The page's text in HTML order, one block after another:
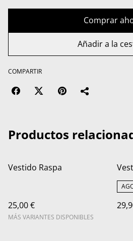
Comprar
Añadir a la
COMPARTIR
Productos
Vestido Raspa
25,00 €
MÁS VARIANTES DISPONIBLES